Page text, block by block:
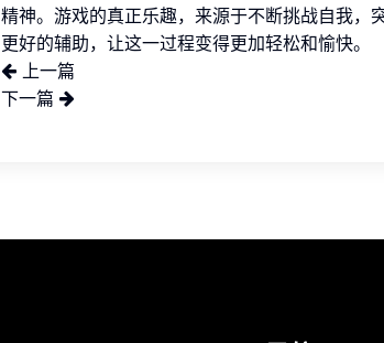
精神。游戏的真正乐趣，来源于不断挑战自我，
更好的辅助，让这一过程变得更加轻松和愉快。
上一篇
下一篇